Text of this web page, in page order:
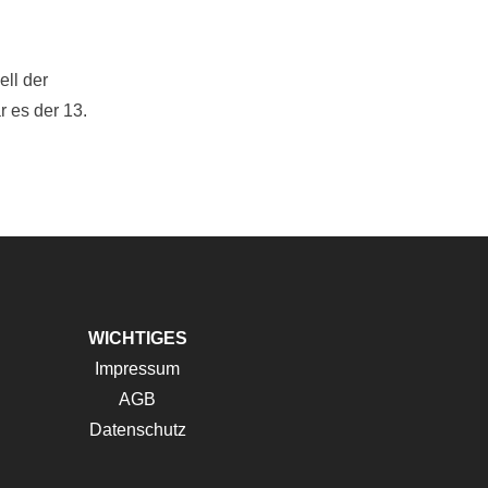
der
es der 13.
WICHTIGES
Impressum
AGB
Datenschutz